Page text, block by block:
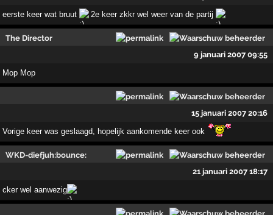
eerste keer wat bruut 2e keer zkkr wel weer van de partij
The Director
9 januari 2007 09:55
Mop Mop
15 januari 2007 20:16
Vorige keer was geslaagd, hopelijk aankomende keer ook
WKD-diefjuh:bounce:
21 januari 2007 18:17
cker wel aanwezig